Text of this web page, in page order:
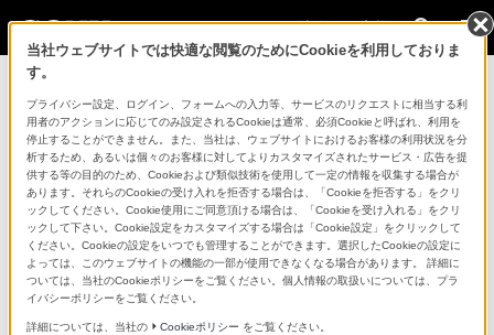
法人のお客様
コンスーマー製品に関するお問い合わせ
製品に関する重要なお知らせ
プロフェッショナル／業務用製品に関
するサポート・お問い合わせ
専用窓口のある業務用商品に関するお問い合わせ
以下の製品・サービスは専用窓口がございます。対象の
当社ウェブサイトでは快適な閲覧のためにCookieを利用しておりま
す。
プライバシー設定、ログイン、フォームへの入力等、サービスのリクエストに相当する利
用者のアクションに応じてのみ設定されるCookieは通常、必須Cookieと呼ばれ、利用を
停止することができません。また、当社は、ウェブサイトにおけるお客様の利用状況を分
析するため、あるいは個々のお客様に対してよりカスタマイズされたサービス・広告を提
供する等の目的のため、Cookieおよび類似技術を使用して一定の情報を収集する場合が
あります。それらのCookieの受け入れを拒否する場合は、「Cookieを拒否する」をクリ
ックしてください。Cookie使用にご同意頂ける場合は、「Cookieを受け入れる」をクリ
ックして下さい。Cookie設定をカスタマイズする場合は「Cookie設定」をクリックして
ください。Cookieの設定をいつでも管理することができます。選択したCookieの設定に
よっては、このウェブサイトの機能の一部が使用できなくなる場合があります。 詳細に
ついては、当社のCookieポリシーをご覧ください。個人情報の取扱いについては、プラ
イバシーポリシーをご覧ください。
詳細については、当社の Cookieポリシー をご覧ください。